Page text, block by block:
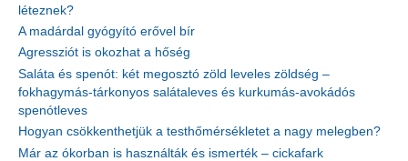
léteznek?
A madárdal gyógyító erővel bír
Agressziót is okozhat a hőség
Saláta és spenót: két megosztó zöld leveles zöldség –
fokhagymás-tárkonyos salátaleves és kurkumás-avokádós
spenótleves
Hogyan csökkenthetjük a testhőmérsékletet a nagy melegben?
Már az ókorban is használták és ismerték – cickafark